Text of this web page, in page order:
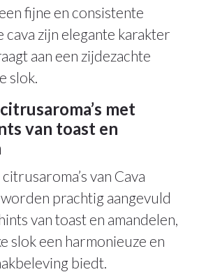
fijne en consistente
cava zijn elegante karakter
aan een zijdezachte
slok.
met
van toast en
van Cava
prachtig aangevuld
van toast en amandelen,
slok een harmonieuze en
biedt.